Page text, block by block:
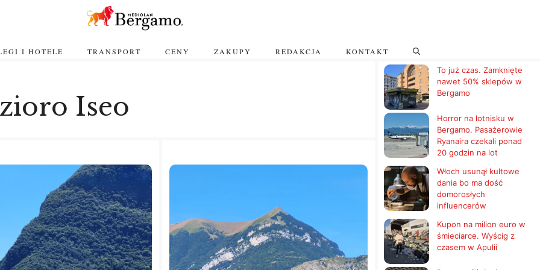
I HOTELE TRANSPORT CENY ZAKUPY REDAKCJA KONTAKT
Iseo
To już czas. Zamknięte
nawet 50% sklepów w
Bergamo
Horror na lotnisku w
Bergamo. Pasażerowie
Ryanaira czekali ponad
20 godzin na lot
Włoch usunął kultowe
dania bo ma dość
domorosłych
influencerów
Kupon na milion euro w
śmieciarce. Wyścig z
czasem w Apulii